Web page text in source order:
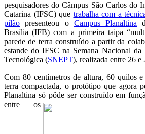
pesquisadores do Câmpus São Carlos do
Catarina (IFSC) que trabalha com a
pilão presenteou o Campus Planaltina
Brasília (IFB) com a primeira taipa
parede de terra construído a partir da
estande do IFSC na Semana Nacional da
Tecnológica (SNEPT), realizada entre 26 e
Com 80 centímetros de altura, 60 quilos
terra compactada, o protótipo que agora
Planaltina só pôde ser construído em
entre os